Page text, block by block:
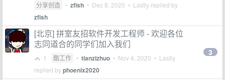
分享创造 • zfish • Dec 8, 2020 • Lastly replied by
zfish
[北京] 拼室友招软件开发工程师 - 欢迎各位
志同道合的同学们加入我们
1 酷工作 • tianzizhuo • Nov 4, 2020 • Lastly
replied byphoenix2020
3